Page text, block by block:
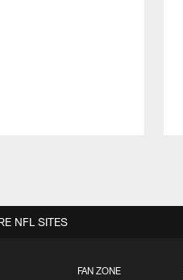
FAN ZONE
NFL SITES